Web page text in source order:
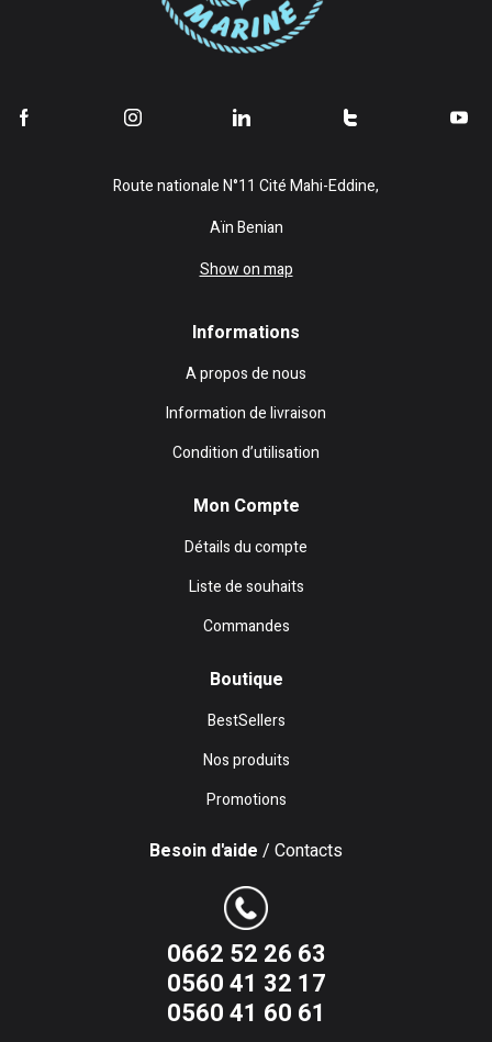
Route nationale N°11 Cité Mahi-Eddine,
Aïn Benian
Show on map
Informations
A propos de nous
Information de livraison
Condition d’utilisation
Mon Compte
Détails du compte
Liste de souhaits
Commandes
Boutique
BestSellers
Nos produits
Promotions
Besoin d'aide / Contacts
0662 52 26 63
0560 41 32 17
0560 41 60 61